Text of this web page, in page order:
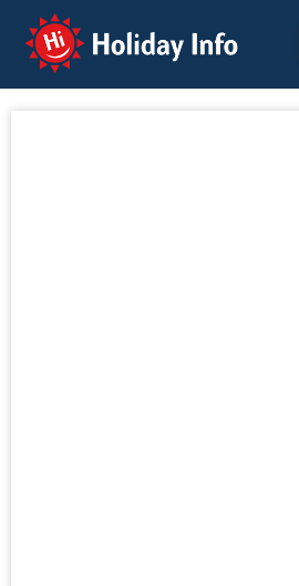
Holiday Info